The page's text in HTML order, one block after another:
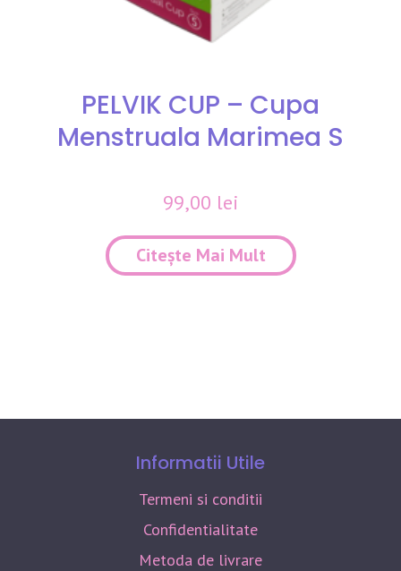
PELVIK CUP – Cupa
Menstruala Marimea S
99,00 lei
Citește Mai Mult
Informatii Utile
Termeni si conditii
Confidentialitate
Metoda de livrare